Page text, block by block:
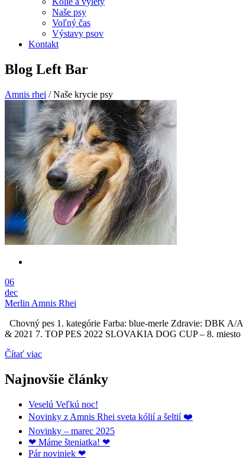
Naše psy
Voľný čas
Výstavy psov
Kontakt
Blog Left Bar
Amnis rhei /Naše krycie psy
06
dec
Merlin Amnis Rhei
Chovný pes 1. kategórie Farba: blue-merle Zdravie: DBK
& 2021 7. TOP PES 2022 SLOVAKIA DOG CUP – 8. miesto
Čítať viac
Najnovšie články
Veselú Veľkú noc!
Novinky z Amnis Rhei sveta kólií a šeltií ❤️
Novinky – marec 2025
❤ Máme šteniatka! ❤
Pár noviniek ❤